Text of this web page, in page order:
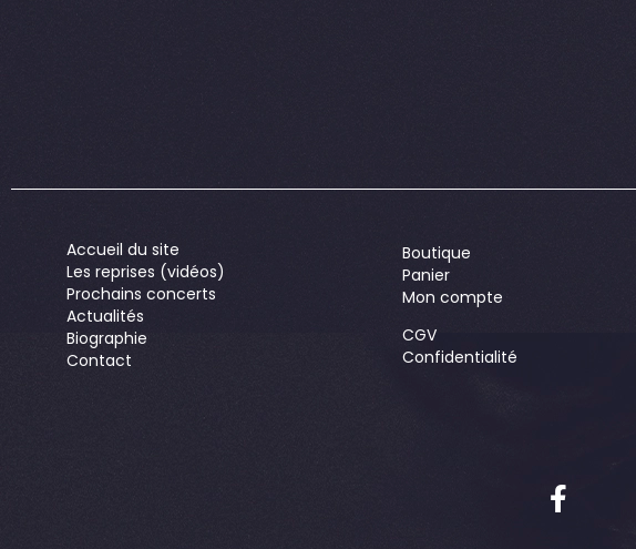
Accueil du site
Les reprises (vidéos)
Prochains concerts
Actualités
Biographie
Contact
Boutique
Panier
Mon compte
CGV
Confidentialité